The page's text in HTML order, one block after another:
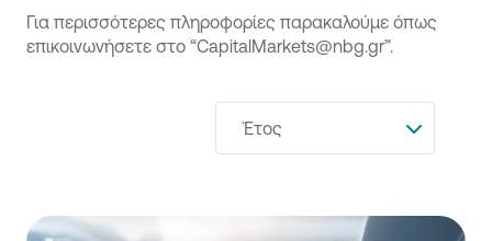
Για περισσότερες πληροφορίες παρακαλούμε όπως
επικοινωνήσετε στο “CapitalMarkets@nbg.gr”.
Έτος